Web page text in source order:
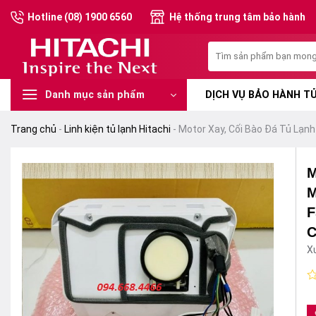
Chuyển
đến
dung
Hotline (08) 1900 6560 Hệ thống trung tâm bảo hành
kiếm:
Danh mục sản phẩm DỊCH VỤ BẢO HÀNH
Trang chủ - Linh kiện tủ lạnh Hitachi - Motor Xay, Cối Bào Đá Tủ